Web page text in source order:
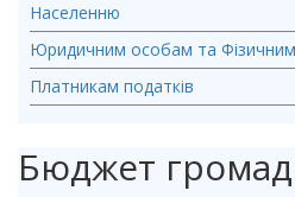
Населенню
Юридичним особам та
Платникам податків
Бюджет